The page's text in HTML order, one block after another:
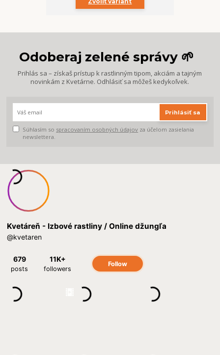
Odoberaj zelené správy 🌱
Prihlás sa – získaš prístup k rastlinným tipom, akciám a tajným
novinkám z Kvetárne. Odhlásiť sa môžeš kedykoľvek.
Prihlásiť sa
Súhlasím so spracovaním osobných údajov za účelom zasielania
newslettera.